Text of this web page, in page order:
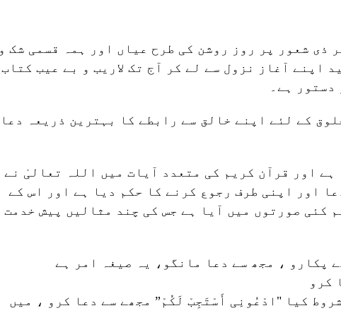
ذی شعور پر روز روشن کی طرح عیاں اور ہمہ قسمی شک و
اپنے آغاز نزول سے لے کر آج تک لاریب و بے عیب کتاب
دستور ہے۔
کے لئے اپنے خالق سے رابطے کا بہترین ذریعہ دعا
ہے اور قرآن کریم کی متعدد آیات میں اللہ تعالیٰ نے
اور اپنی طرف رجوع کرنے کا حکم دیا ہے اور اس کے
کئی صورتوں میں آیا ہے جس کی چند مثالیں پیش خدمت
پکارو ، مجھ سے دعا مانگو، یہ صیغہ امر ہے
کرو
کیا "ادْعُونِی أَسْتَجِبْ لَکُمْ” مجھے سے دعا کرو ، میں